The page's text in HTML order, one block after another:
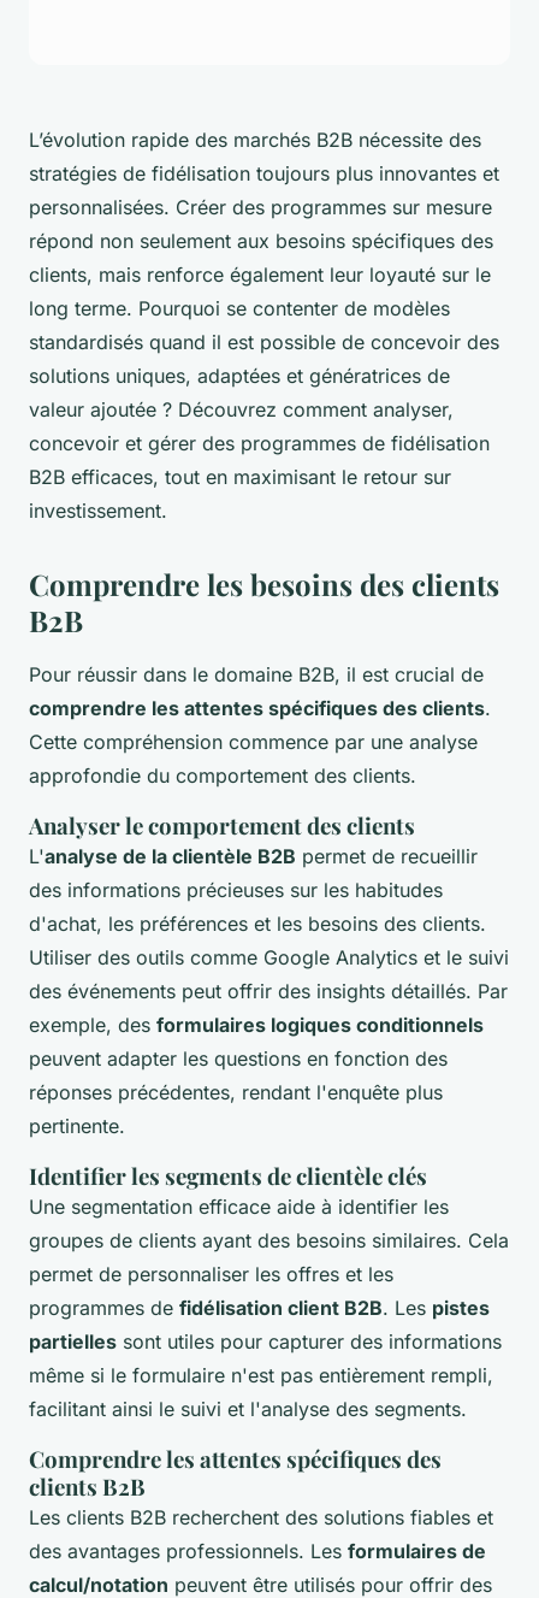
L’évolution rapide des marchés B2B nécessite des
stratégies de fidélisation toujours plus innovantes et
personnalisées. Créer des programmes sur mesure
répond non seulement aux besoins spécifiques des
clients, mais renforce également leur loyauté sur le
long terme. Pourquoi se contenter de modèles
standardisés quand il est possible de concevoir des
solutions uniques, adaptées et génératrices de
valeur ajoutée ? Découvrez comment analyser,
concevoir et gérer des programmes de fidélisation
B2B efficaces, tout en maximisant le retour sur
investissement.
Comprendre les besoins des clients
B2B
Pour réussir dans le domaine B2B, il est crucial de
comprendre les attentes spécifiques des clients.
Cette compréhension commence par une analyse
approfondie du comportement des clients.
Analyser le comportement des clients
L'analyse de la clientèle B2B permet de recueillir
des informations précieuses sur les habitudes
d'achat, les préférences et les besoins des clients.
Utiliser des outils comme Google Analytics et le suivi
des événements peut offrir des insights détaillés. Par
exemple, des formulaires logiques conditionnels
peuvent adapter les questions en fonction des
réponses précédentes, rendant l'enquête plus
pertinente.
Identifier les segments de clientèle clés
Une segmentation efficace aide à identifier les
groupes de clients ayant des besoins similaires. Cela
permet de personnaliser les offres et les
programmes de fidélisation client B2B. Les pistes
partielles sont utiles pour capturer des informations
même si le formulaire n'est pas entièrement rempli,
facilitant ainsi le suivi et l'analyse des segments.
Comprendre les attentes spécifiques des
clients B2B
Les clients B2B recherchent des solutions fiables et
des avantages professionnels. Les formulaires de
calcul/notation peuvent être utilisés pour offrir des